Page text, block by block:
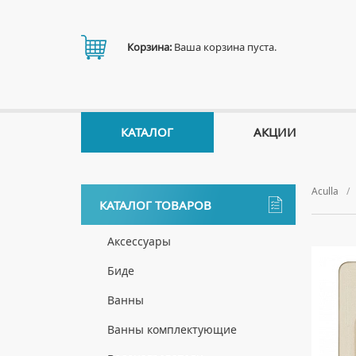
Aculla
КАТАЛОГ ТОВАРОВ
Аксессуары
ДЕРЖАТЕЛИ
Биде
НАПОЛЬНЫЕ БИДЕ
Ванны
АКРИЛОВЫЕ ВАННЫ
Ванны комплектующие
Корзина: Ваша корзина пуста.
КАТАЛОГ АКЦИИ